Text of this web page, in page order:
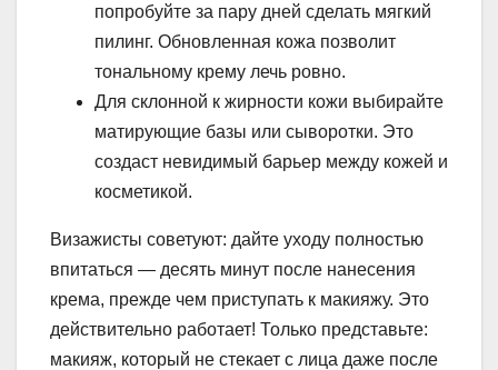
попробуйте за пару дней сделать мягкий
пилинг. Обновленная кожа позволит
тональному крему лечь ровно.
Для склонной к жирности кожи выбирайте
матирующие базы или сыворотки. Это
создаст невидимый барьер между кожей и
косметикой.
Визажисты советуют: дайте уходу полностью
впитаться — десять минут после нанесения
крема, прежде чем приступать к макияжу. Это
действительно работает! Только представьте:
макияж, который не стекает с лица даже после